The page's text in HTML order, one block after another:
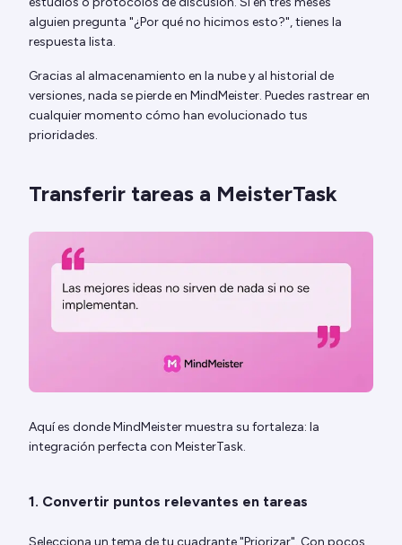
alguien pregunta "¿Por qué no hicimos esto?", tienes la
respuesta lista.
Gracias al almacenamiento en la nube y al historial de
versiones, nada se pierde en MindMeister. Puedes rastrear en
cualquier momento cómo han evolucionado tus
prioridades.
Transferir tareas a MeisterTask
Aquí es donde MindMeister muestra su fortaleza: la
integración perfecta con MeisterTask.
1. Convertir puntos relevantes en tareas
Selecciona un tema de tu cuadrante "Priorizar". Con pocos